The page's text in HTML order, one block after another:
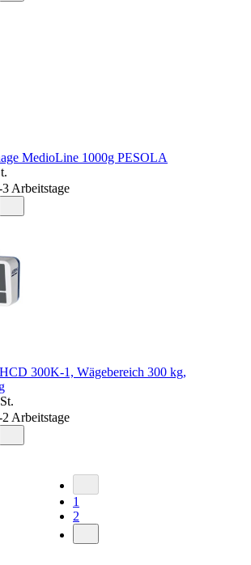
MedioLine 1000g PESOLA
Arbeitstage
300K-1, Wägebereich 300 kg,
Arbeitstage
1
2